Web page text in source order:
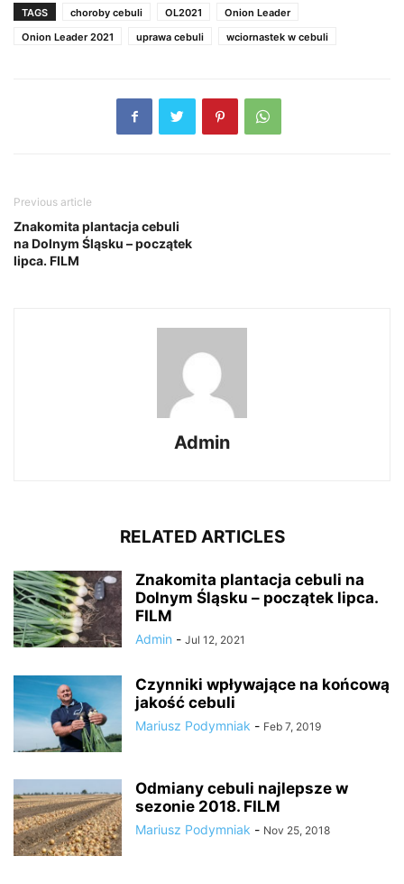
TAGS choroby cebuli OL2021
Onion Leader
Onion Leader 2021
uprawa cebuli wciornastek w cebuli
Previous article
Znakomita plantacja cebuli
na Dolnym Śląsku – początek
lipca. FILM
Admin
RELATED ARTICLES
Znakomita plantacja cebuli na
Dolnym Śląsku – początek lipca.
FILM
Admin - Jul 12, 2021
Czynniki wpływające na końcową
jakość cebuli
Mariusz Podymniak - Feb 7, 2019
Odmiany cebuli najlepsze w
sezonie 2018. FILM
Mariusz Podymniak - Nov 25, 2018